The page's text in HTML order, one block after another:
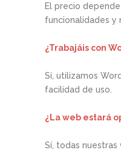
El precio
funcionalidades y
¿Trabajáis con
Sí, utilizamos
facilidad de uso.
¿La web estará
Sí, todas nuestras